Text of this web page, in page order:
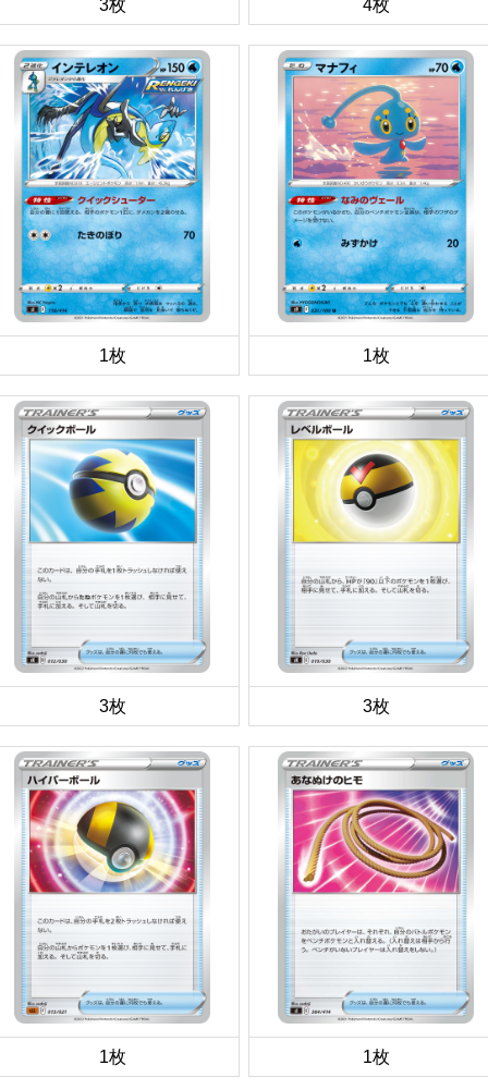
3枚 4枚
1枚 1枚
3枚 3枚
1枚 1枚